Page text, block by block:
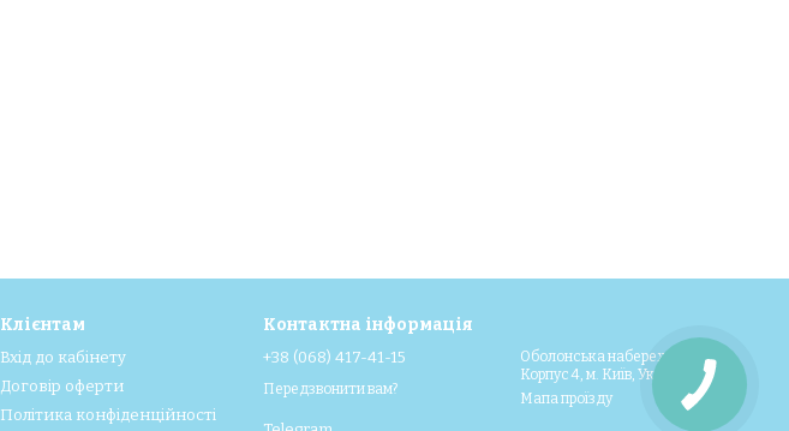
Клієнтам
Вхід до кабінету
Договір оферти
Політика конфіденційності
Контактна інформація
+38 (068) 417-41-15
Передзвонити вам?
Оболонська набережна 11,
Корпус 4, м. Київ, Україна, 04211
Мапа проїзду